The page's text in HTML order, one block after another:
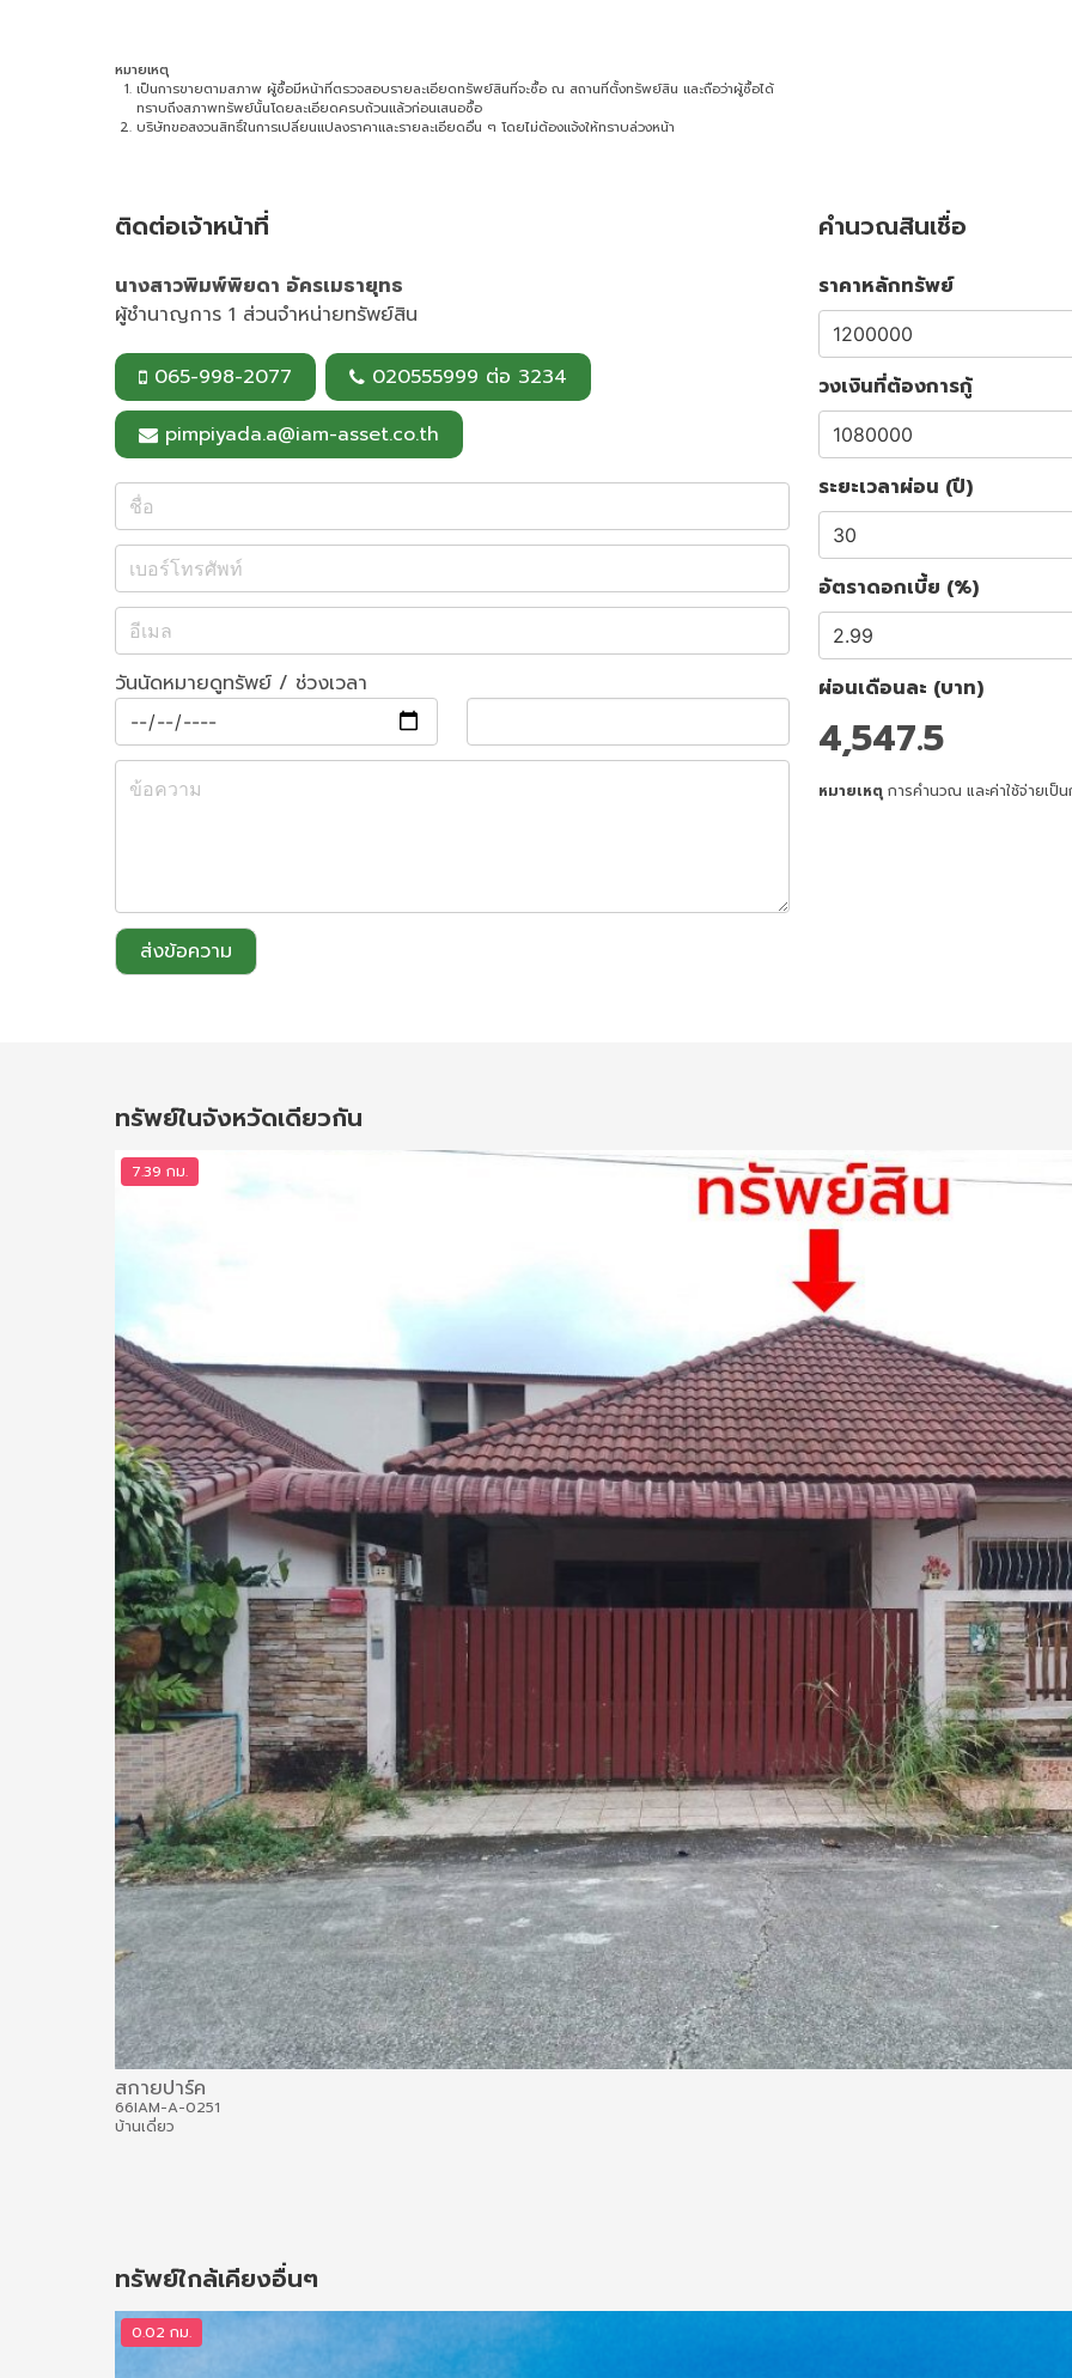
หมายเหตุ
เป็นการขายตามสภาพ ผู้ซื้อมีหน้าที่ตรวจสอบรายละเอียดทรัพย์สินที่จะซื้อ ณ สถานที่ตั้งทรัพย์สิน และถือว่าผู้ซื้อได้
ทราบถึงสภาพทรัพย์นั้นโดยละเอียดครบถ้วนแล้วก่อนเสนอซื้อ
บริษัทขอสงวนสิทธิ์ในการเปลี่ยนแปลงราคาและรายละเอียดอื่น ๆ โดยไม่ต้องแจ้งให้ทราบล่วงหน้า
ติดต่อเจ้าหน้าที่
นางสาวพิมพ์พิยดา อัครเมธายุทธ
ผู้ชำนาญการ 1 ส่วนจำหน่ายทรัพย์สิน
065-998-2077
020555999 ต่อ 3234
pimpiyada.a@iam-asset.co.th
วันนัดหมายดูทรัพย์ / ช่วงเวลา
ส่งข้อความ
คำนวณสินเชื่อ
ราคาหลักทรัพย์
วงเงินที่ต้องการกู้
ระยะเวลาผ่อน (ปี)
อัตราดอกเบี้ย (%)
ผ่อนเดือนละ (บาท)
4,547.5
หมายเหตุ การคำนวณ และค่าใช้จ่ายเป็
ทรัพย์ในจังหวัดเดียวกัน
7.39 กม.
สกายปาร์ค
66IAM-A-0251
บ้านเดี่ยว
ทรัพย์ใกล้เคียงอื่นๆ
0.02 กม.